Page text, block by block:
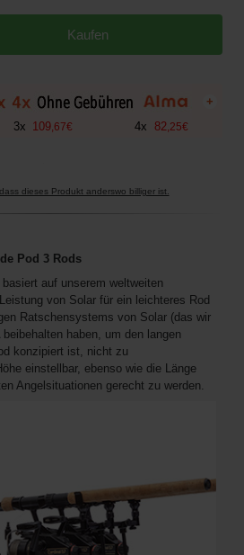
Kaufen
+
3x 109, 67€ 4x 82 25€
dieses Produkt anderswo billiger ist.
Pod 3 Rods
auf unserem weltweiten
von Solar für ein leichteres Rod
Ratschensystems von Solar (das wir
haben, um den langen
konzipiert ist, nicht zu
einstellbar, ebenso wie die Länge
Angelsituationen gerecht zu werden.